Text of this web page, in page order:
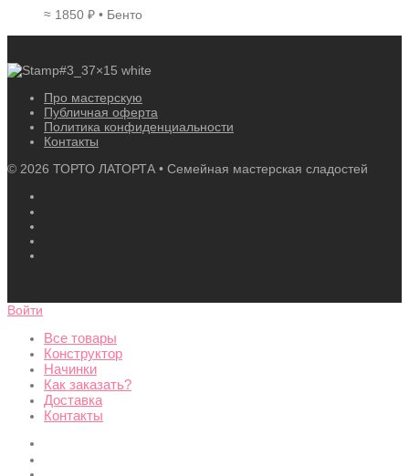
≈ 1850 ₽ • Бенто
Про мастерскую
Публичная оферта
Политика конфиденциальности
Контакты
© 2026 ТОРТО ЛАТОРТА • Семейная мастерская сладостей
Войти
Все товары
Конструктор
Начинки
Как заказать?
Доставка
Контакты